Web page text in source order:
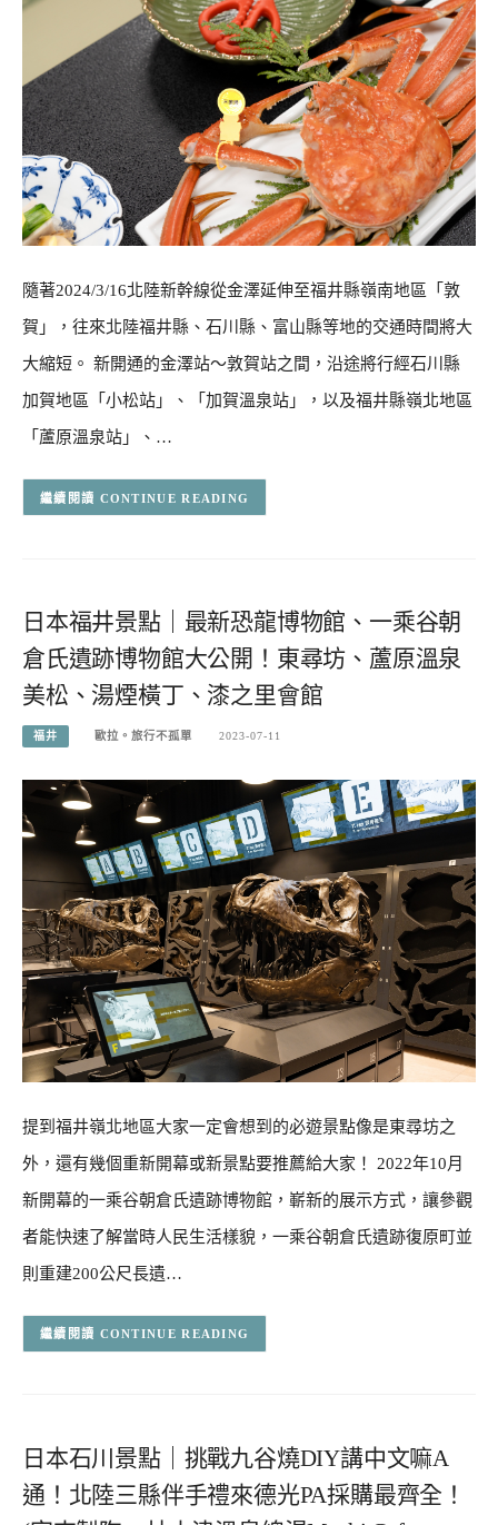
隨著2024/3/16北陸新幹線從金澤延伸至福井縣嶺南地區「敦
賀」，往來北陸福井縣、石川縣、富山縣等地的交通時間將大
大縮短。 新開通的金澤站～敦賀站之間，沿途將行經石川縣
加賀地區「小松站」、「加賀溫泉站」，以及福井縣嶺北地區
「蘆原溫泉站」、…
CONTINUE READING
日本福井景點｜最新恐龍博物館、一乘谷朝
倉氏遺跡博物館大公開！東尋坊、蘆原溫泉
美松、湯煙橫丁、漆之里會館
福井 歐拉。旅行不孤單 2023-07-11
提到福井嶺北地區大家一定會想到的必遊景點像是東尋坊之
外，還有幾個重新開幕或新景點要推薦給大家！ 2022年10月
新開幕的一乘谷朝倉氏遺跡博物館，嶄新的展示方式，讓參觀
者能快速了解當時人民生活樣貌，一乘谷朝倉氏遺跡復原町並
則重建200公尺長遺…
CONTINUE READING
日本石川景點｜挑戰九谷燒DIY講中文嘛A
通！北陸三縣伴手禮來德光PA採購最齊全！